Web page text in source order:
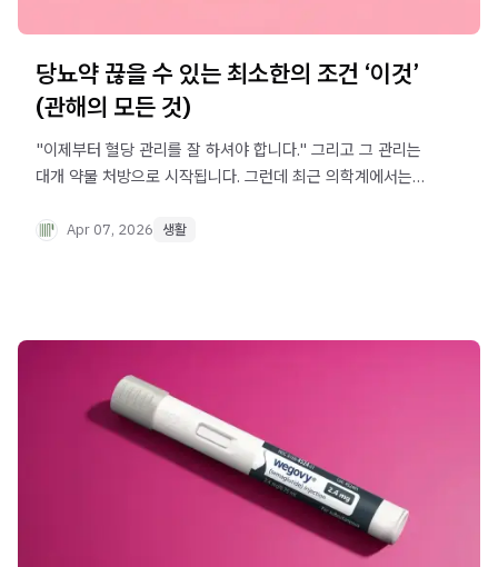
당뇨약 끊을 수 있는 최소한의 조건 ‘이것’
(관해의 모든 것)
"이제부터 혈당 관리를 잘 하셔야 합니다." 그리고 그 관리는
대개 약물 처방으로 시작됩니다. 그런데 최근 의학계에서는
혈당을 유지하는 상태가 일부 환자에게서 가능하다는 임상적
Apr 07, 2026 생활